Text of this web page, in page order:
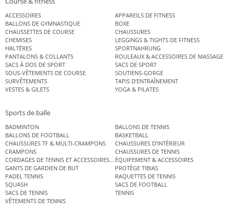
ACCESSOIRES
APPAREILS DE FITNESS
BALLONS DE GYMNASTIQUE
BOXE
CHAUSSETTES DE COURSE
CHAUSSURES
CHEMISES
LEGGINGS & TIGHTS DE FITNESS
HALTÈRES
SPORTNAHRUNG
PANTALONS & COLLANTS
ROULEAUX & ACCESSOIRES DE MASSAGE
SACS À DOS DE SPORT
SACS DE SPORT
SOUS-VÊTEMENTS DE COURSE
SOUTIENS-GORGE
SURVÊTEMENTS
TAPIS D’ENTRAÎNEMENT
VESTES & GILETS
YOGA & PILATES
Sports de balle
BADMINTON
BALLONS DE TENNIS
BALLONS DE FOOTBALL
BASKETBALL
CHAUSSURES TF & MULTI-CRAMPONS
CHAUSSURES D’INTÉRIEUR
CRAMPONS
CHAUSSURES DE TENNIS
CORDAGES DE TENNIS ET ACCESSOIRES DE TENNISÉQUIPEMENT & ACCESSOIRES
GANTS DE GARDIEN DE BUT
PROTÈGE TIBIAS
PADEL TENNIS
RAQUETTES DE TENNIS
SQUASH
SACS DE FOOTBALL
SACS DE TENNIS
TENNIS
VÊTEMENTS DE TENNIS